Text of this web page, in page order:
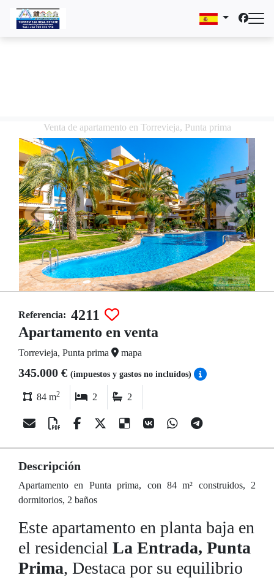
Venta de apartamento en Torrevieja, Punta prima
Referencia: 4211
Apartamento en venta
Torrevieja, Punta prima mapa
345.000 € (impuestos y gastos no incluídos)
84 m2 2 2
Descripción
Apartamento en Punta prima, con 84 m² construidos, 2
dormitorios, 2 baños
Este apartamento en planta baja en
el residencial La Entrada, Punta
Prima, Destaca por su equilibrio